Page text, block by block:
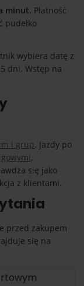
minut. Płatność
pudełko
wybiera datę z
dni. Wstęp na
i grup. Jazdy po
,
się jako
z klientami.
przed zakupem
się na